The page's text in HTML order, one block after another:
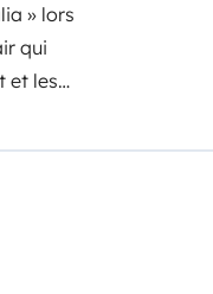
» lors
qui
et les
mes